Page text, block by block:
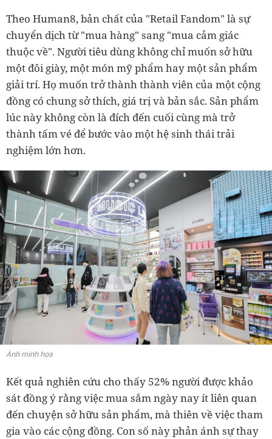
Theo Human8, bản chất của "Retail Fandom" là sự
chuyển dịch từ "mua hàng" sang "mua cảm giác
thuộc về". Người tiêu dùng không chỉ muốn sở hữu
một đôi giày, một món mỹ phẩm hay một sản phẩm
giải trí. Họ muốn trở thành thành viên của một cộng
đồng có chung sở thích, giá trị và bản sắc. Sản phẩm
lúc này không còn là đích đến cuối cùng mà trở
thành tấm vé để bước vào một hệ sinh thái trải
nghiệm lớn hơn.
Ảnh minh họa
Kết quả nghiên cứu cho thấy 52% người được khảo
sát đồng ý rằng việc mua sắm ngày nay ít liên quan
đến chuyện sở hữu sản phẩm, mà thiên về việc tham
gia vào các cộng đồng. Con số này phản ánh sự thay